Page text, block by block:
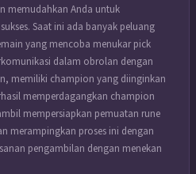
memudahkan Anda untuk
Saat ini ada banyak peluang
yang mencoba menukar pick
dalam obrolan dengan
memiliki champion yang diinginkan
memperdagangkan champion
mempersiapkan pemuatan rune
merampingkan proses ini dengan
pengambilan dengan menekan